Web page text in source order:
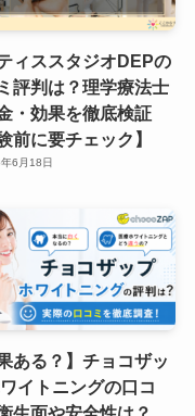
ィススタジオDEPの
評判は？理学療法士
・効果を徹底検証
前に要チェック】
6月18日
ある？】チョコザッ
イトニングの口コ